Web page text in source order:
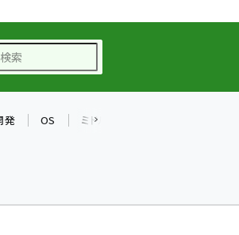
いた勝利の絆～
発 OS ミドルウェア